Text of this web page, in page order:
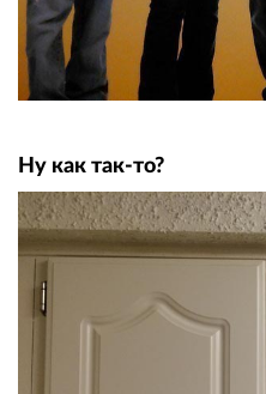
Ну как так-то?